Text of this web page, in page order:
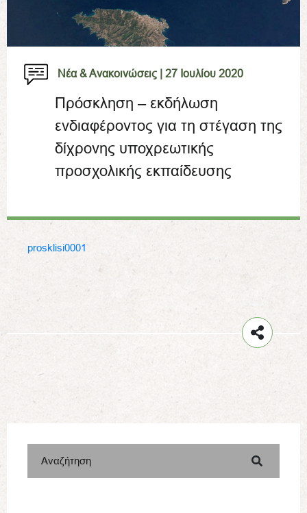
Νέα & Ανακοινώσεις | 27 Ιουλίου 2020
Πρόσκληση – εκδήλωση
ενδιαφέροντος για τη στέγαση της
δίχρονης υποχρεωτικής
προσχολικής εκπαίδευσης
prosklisi0001
Αναζήτηση